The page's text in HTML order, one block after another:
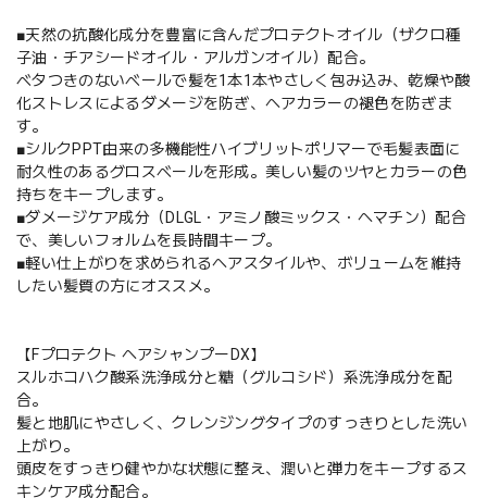
■天然の抗酸化成分を豊富に含んだプロテクトオイル（ザクロ種
子油・チアシードオイル・アルガンオイル）配合。
ベタつきのないベールで髪を1本1本やさしく包み込み、乾燥や酸
化ストレスによるダメージを防ぎ、ヘアカラーの褪色を防ぎま
す。
■シルクPPT由来の多機能性ハイブリットポリマーで毛髪表面に
耐久性のあるグロスベールを形成。美しい髪のツヤとカラーの色
持ちをキープします。
■ダメージケア成分（DLGL・アミノ酸ミックス・ヘマチン）配合
で、美しいフォルムを長時間キープ。
■軽い仕上がりを求められるヘアスタイルや、ボリュームを維持
したい髪質の方にオススメ。
【Fプロテクト ヘアシャンプーDX】
スルホコハク酸系洗浄成分と糖（グルコシド）系洗浄成分を配
合。
髪と地肌にやさしく、クレンジングタイプのすっきりとした洗い
上がり。
頭皮をすっきり健やかな状態に整え、潤いと弾力をキープするス
キンケア成分配合。